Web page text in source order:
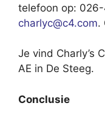
telefoon op:
charlyc@c4.com.
Je vind Charly’s
AE in De Steeg.
Conclusie